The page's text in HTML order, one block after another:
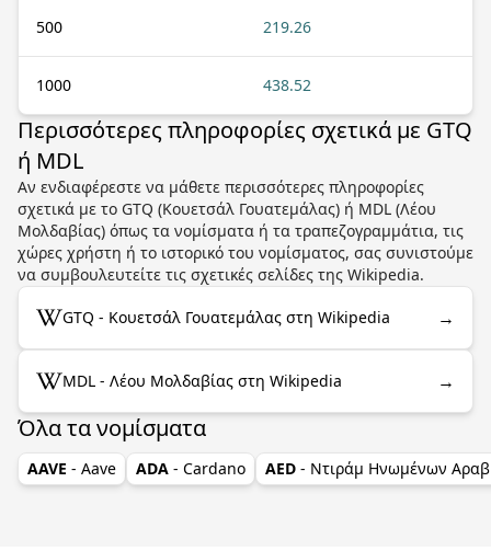
500 219.26
1000 438.52
Περισσότερες πληροφορίες σχετικά με GTQ
ή MDL
Αν ενδιαφέρεστε να μάθετε περισσότερες πληροφορίες
σχετικά με το GTQ (Κουετσάλ Γουατεμάλας) ή MDL (Λέου
Μολδαβίας) όπως τα νομίσματα ή τα τραπεζογραμμάτια, τις
χώρες χρήστη ή το ιστορικό του νομίσματος, σας συνιστούμε
να συμβουλευτείτε τις σχετικές σελίδες της Wikipedia.
GTQ - Κουετσάλ Γουατεμάλας στη Wikipedia →
MDL - Λέου Μολδαβίας στη Wikipedia →
Όλα τα νομίσματα
AAVE - Aave ADA - Cardano AED - Ντιράμ Ηνωμένων